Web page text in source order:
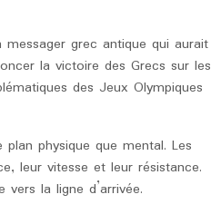
grec antique qui aurait
la victoire des Grecs sur les
des Jeux Olympiques
physique que mental. Les
leur vitesse et leur résistance.
la ligne d’arrivée.